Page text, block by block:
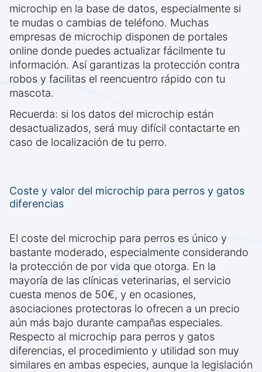
microchip en la base de datos, especialmente si
te mudas o cambias de teléfono. Muchas
empresas de microchip disponen de portales
online donde puedes actualizar fácilmente tu
información. Así garantizas la protección contra
robos y facilitas el reencuentro rápido con tu
mascota.
Recuerda: si los datos del microchip están
desactualizados, será muy difícil contactarte en
caso de localización de tu perro.
Coste y valor del microchip para perros y gatos
diferencias
El coste del microchip para perros es único y
bastante moderado, especialmente considerando
la protección de por vida que otorga. En la
mayoría de las clínicas veterinarias, el servicio
cuesta menos de 50€, y en ocasiones,
asociaciones protectoras lo ofrecen a un precio
aún más bajo durante campañas especiales.
Respecto al microchip para perros y gatos
diferencias, el procedimiento y utilidad son muy
similares en ambas especies, aunque la legislación